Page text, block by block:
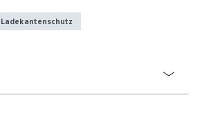
Ladekantenschutz